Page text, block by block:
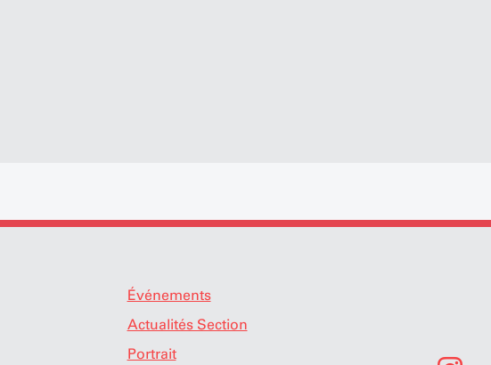
Événements
Actualités Section
Portrait